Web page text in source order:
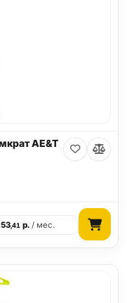
AE&T
53,41 р. / мес.